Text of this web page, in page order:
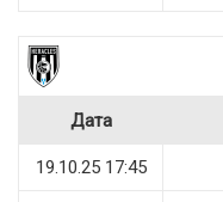
Дата
19.10.25 17:45